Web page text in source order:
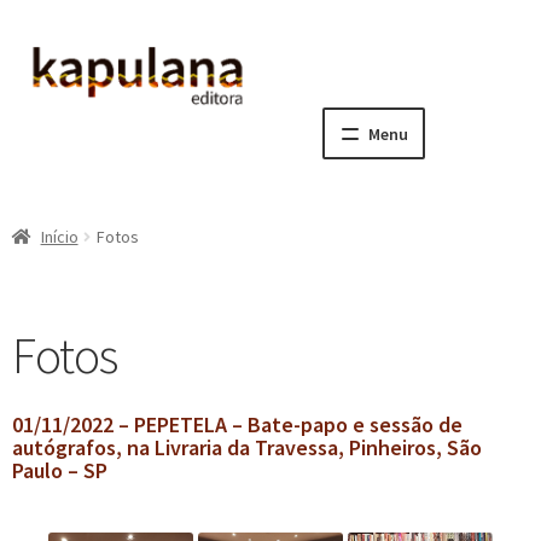
Pular
para
Pular
para
Menu
i
r
n
p
d
Newsletters
Início Fotos
Fotos
01/11/2022 – PEPETELA – Bate-papo e sessão de
autógrafos, na Livraria da Travessa, Pinheiros, São
Paulo – SP